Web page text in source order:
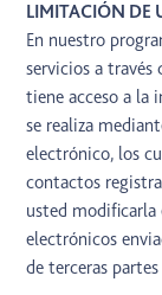
LIMITACIÓN DE
En nuestro
servicios a través
tiene acceso a la
se realiza
electrónico, los
contactos
usted modificarla
electrónicos
de terceras